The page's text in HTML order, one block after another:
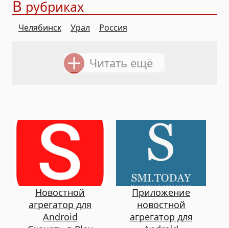
В рубриках
Челябинск Урал Россия
Читать ещё
Новостной
агрегатор для
Android
Приложение
новостной
агрегатор для